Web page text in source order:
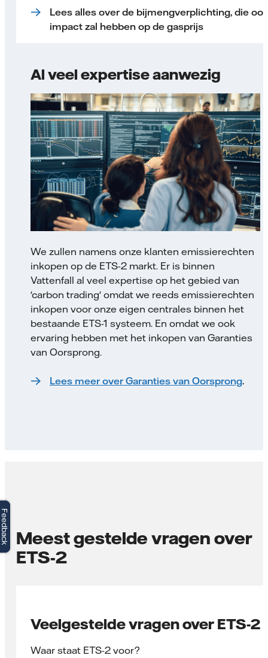
Lees alles over de bijmengverplichting, die ook
impact zal hebben op de gasprijs
Al veel expertise aanwezig
We zullen namens onze klanten emissierechten
inkopen op de ETS-2 markt. Er is binnen
Vattenfall al veel expertise op het gebied van
'carbon trading' omdat we reeds emissierechten
inkopen voor onze eigen centrales binnen het
bestaande ETS-1 systeem. En omdat we ook
ervaring hebben met het inkopen van Garanties
van Oorsprong.
Lees meer over Garanties van Oorsprong.
Meest gestelde vragen over
ETS-2
Veelgestelde vragen over ETS-2
Waar staat ETS-2 voor?
Feedback
Feedback